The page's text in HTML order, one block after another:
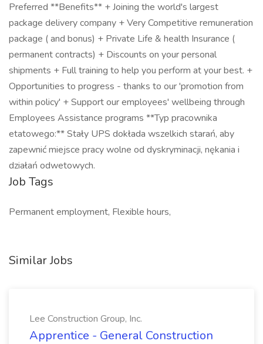
Preferred **Benefits** + Joining the world's largest
package delivery company + Very Competitive remuneration
package ( and bonus) + Private Life & health Insurance (
permanent contracts) + Discounts on your personal
shipments + Full training to help you perform at your best. +
Opportunities to progress - thanks to our 'promotion from
within policy' + Support our employees' wellbeing through
Employees Assistance programs **Typ pracownika
etatowego:** Stały UPS dokłada wszelkich starań, aby
zapewnić miejsce pracy wolne od dyskryminacji, nękania i
działań odwetowych.
Job Tags
Permanent employment, Flexible hours,
Similar Jobs
Lee Construction Group, Inc.
Apprentice - General Construction